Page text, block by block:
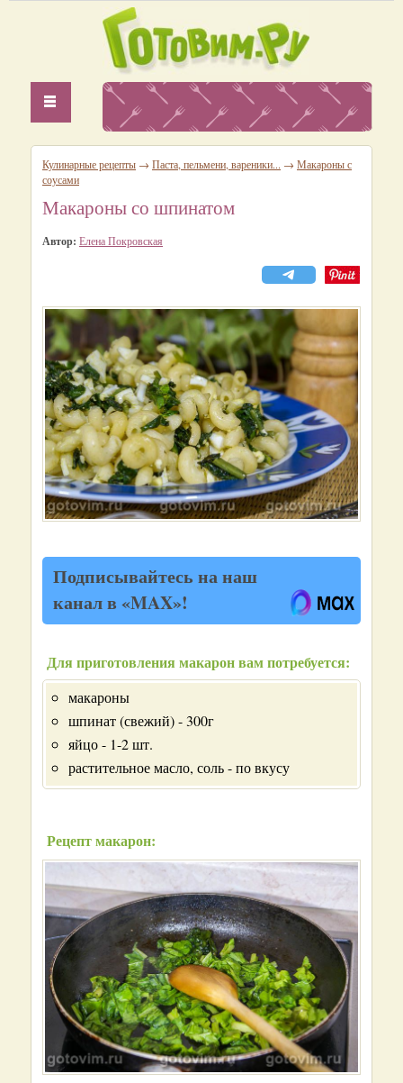
Кулинарные рецепты → Паста, пельмени, вареники... → Макароны с
соусами
Макароны со шпинатом
Автор: Елена Покровская
Подписывайтесь на наш
канал в «MAX»!
Для приготовления макарон вам потребуется:
макароны
шпинат (свежий) - 300г
яйцо - 1-2 шт.
растительное масло, соль - по вкусу
Рецепт макарон: